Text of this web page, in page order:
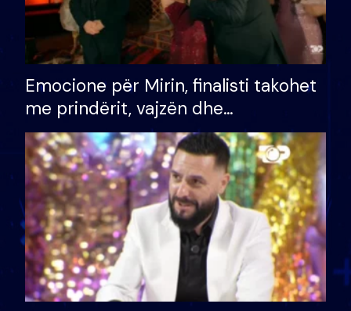
Emocione për Mirin, finalisti takohet
me prindërit, vajzën dhe
bashkëshorten: S’kemi ndonjë letër
divorci apo jo?